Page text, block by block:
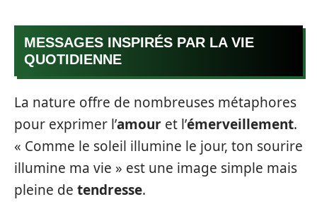
MESSAGES INSPIRÉS PAR LA VIE
QUOTIDIENNE
La nature offre de nombreuses métaphores
pour exprimer l’amour et l’émerveillement.
« Comme le soleil illumine le jour, ton sourire
illumine ma vie » est une image simple mais
pleine de tendresse.